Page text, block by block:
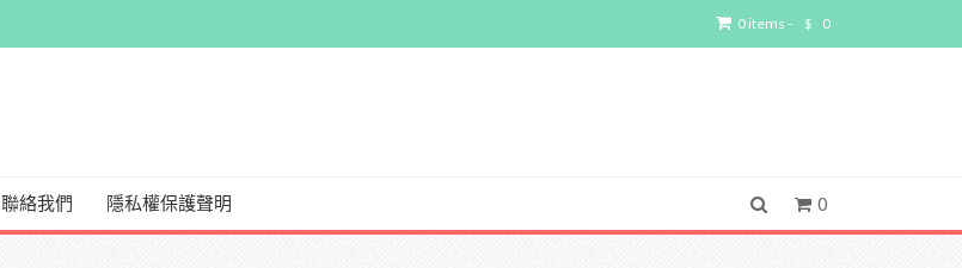
0 items - $ 0
聯絡我們 隱私權保護聲明 0